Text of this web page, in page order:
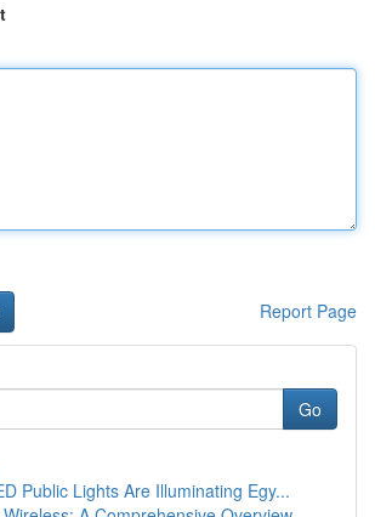
Report Page
Go
Public Lights Are Illuminating Egy...